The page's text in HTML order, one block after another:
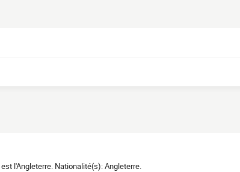
l'Angleterre. Nationalité(s): Angleterre.